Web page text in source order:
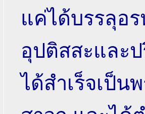
แค่ได้บรรลุอ
อุปติสสะและ
ได้สำเร็จเป็น